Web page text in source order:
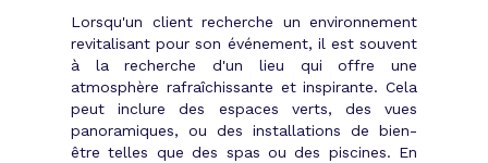
Lorsqu'un client recherche un environnement
revitalisant pour son événement, il est souvent
à la recherche d'un lieu qui offre une
atmosphère rafraîchissante et inspirante. Cela
peut inclure des espaces verts, des vues
panoramiques, ou des installations de bien-
être telles que des spas ou des piscines. En